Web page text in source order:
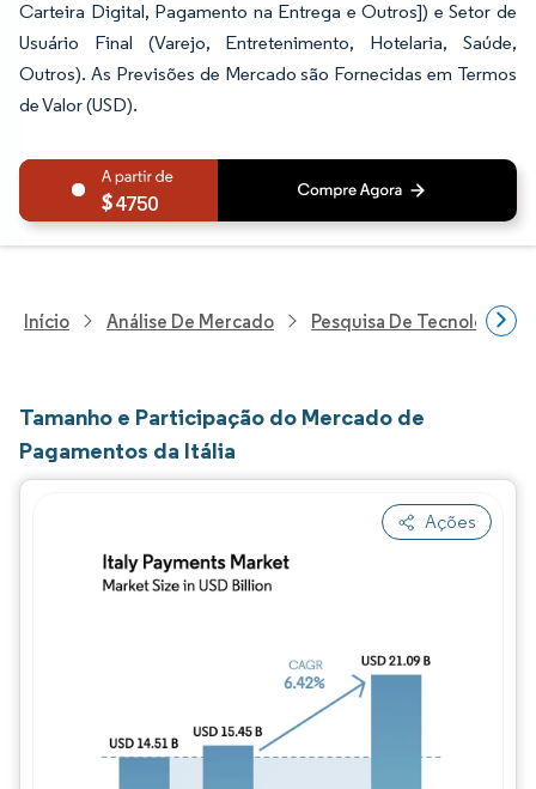
Carteira Digital, Pagamento na Entrega e Outros]) e Setor de
Usuário Final (Varejo, Entretenimento, Hotelaria, Saúde,
Outros). As Previsões de Mercado são Fornecidas em Termos
de Valor (USD).
4750
Início Análise De Mercado Pesquisa De Tecnologia,
Tamanho e Participação do Mercado de
Pagamentos da Itália
Ações